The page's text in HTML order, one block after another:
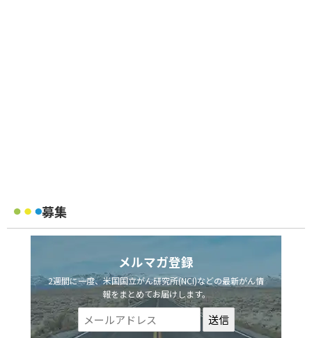
募集
メルマガ登録
2週間に一度、米国国立がん研究所(NCI)などの最新がん情
報をまとめてお届けします。